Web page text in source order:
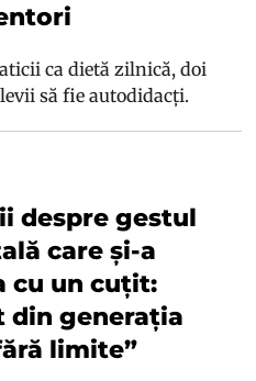
ca dietă zilnică, doi
să fie autodidacți.
despre gestul
care și-a
cu un cuțit:
din generația
limite”